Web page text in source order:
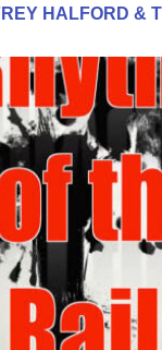
HALFORD &